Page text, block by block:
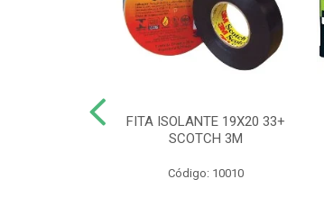
FITA ISOLANTE 19X20 33+
SCOTCH 3M
Código: 10010